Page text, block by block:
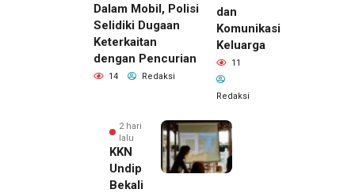
Dalam Mobil, Polisi
Selidiki Dugaan
Keterkaitan
dengan Pencurian
14 Redaksi
dan
Komunikasi
Keluarga
11
Redaksi
2 hari
lalu
KKN
Undip
Bekali